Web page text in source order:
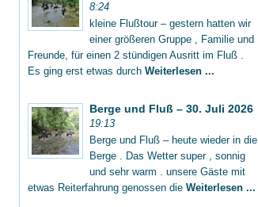
8:24
kleine Flußtour – gestern hatten wir
einer größeren Gruppe , Familie und
Freunde, für einen 2 stündigen Ausritt im Fluß .
Es ging erst etwas durch Weiterlesen ...
Berge und Fluß – 30. Juli 2026
19:13
Berge und Fluß – heute wieder in die
Berge . Das Wetter super , sonnig
und sehr warm . unsere Gäste mit
etwas Reiterfahrung genossen die Weiterlesen ...